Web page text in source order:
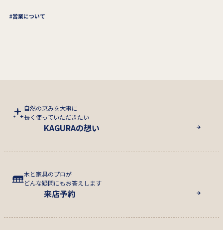
営業について
自然の恵みを大事に
長く使っていただきたい
KAGURAの想い
木と家具のプロが
どんな疑問にもお答えします
来店予約